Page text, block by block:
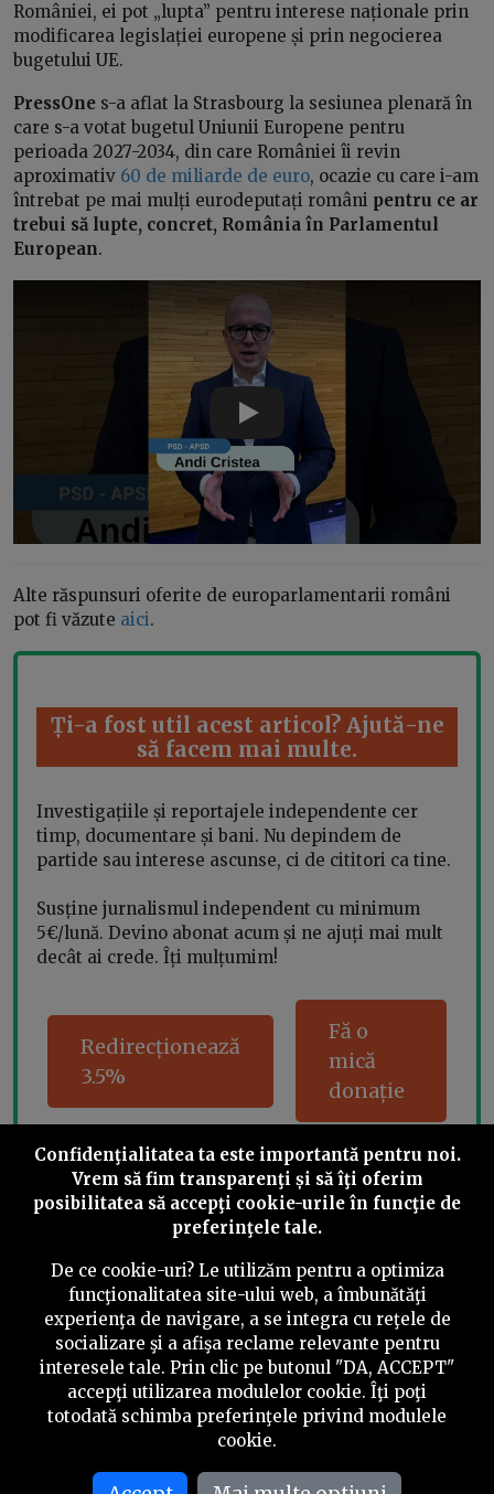
României, ei pot „lupta” pentru interese naționale prin
modificarea legislației europene și prin negocierea
bugetului UE.
PressOne s-a aflat la Strasbourg la sesiunea plenară în
care s-a votat bugetul Uniunii Europene pentru
perioada 2027-2034, din care României îi revin
aproximativ 60 de miliarde de euro, ocazie cu care i-am
întrebat pe mai mulți eurodeputați români pentru ce ar
trebui să lupte, concret, România în Parlamentul
European.
Play
Alte răspunsuri oferite de europarlamentarii români
pot fi văzute aici.
Ți-a fost util acest articol? Ajută-ne
să facem mai multe.
Investigațiile și reportajele independente cer
timp, documentare și bani. Nu depindem de
partide sau interese ascunse, ci de cititori ca tine.
Susține jurnalismul independent cu minimum
5€/lună. Devino abonat acum și ne ajuți mai mult
decât ai crede. Îți mulțumim!
Redirecționează
3.5%
Fă o
mică
donație
Share this
©2026PressOne.ro
RSSNewslettereDespre noiPolitica editorială
Politica de verificare a conținutului
Confidenţialitatea ta este importantă pentru noi.
Vrem să fim transparenţi și să îţi oferim
posibilitatea să accepţi cookie-urile în funcţie de
preferinţele tale.
De ce cookie-uri? Le utilizăm pentru a optimiza
funcţionalitatea site-ului web, a îmbunătăţi
experienţa de navigare, a se integra cu reţele de
socializare şi a afişa reclame relevante pentru
interesele tale. Prin clic pe butonul "DA, ACCEPT"
accepţi utilizarea modulelor cookie. Îţi poţi
totodată schimba preferinţele privind modulele
cookie.